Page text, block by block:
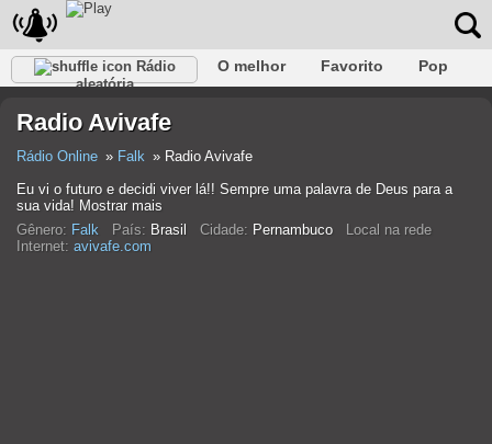
Rádio
aleatória
O melhor Favorito
Pop
Rap
Falk Jazz
Radio Avivafe
Rádio Online Falk
Radio Avivafe
Eu vi o futuro e decidi viver lá!! Sempre uma palavra de Deus para a
sua vida! Mostrar mais
Gênero: Falk País: Brasil Cidade: Pernambuco
Local na rede
Internet: avivafe.com